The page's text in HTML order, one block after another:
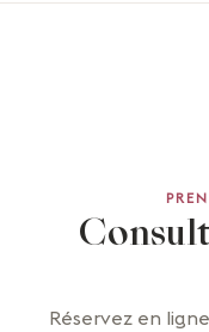
Réservez en